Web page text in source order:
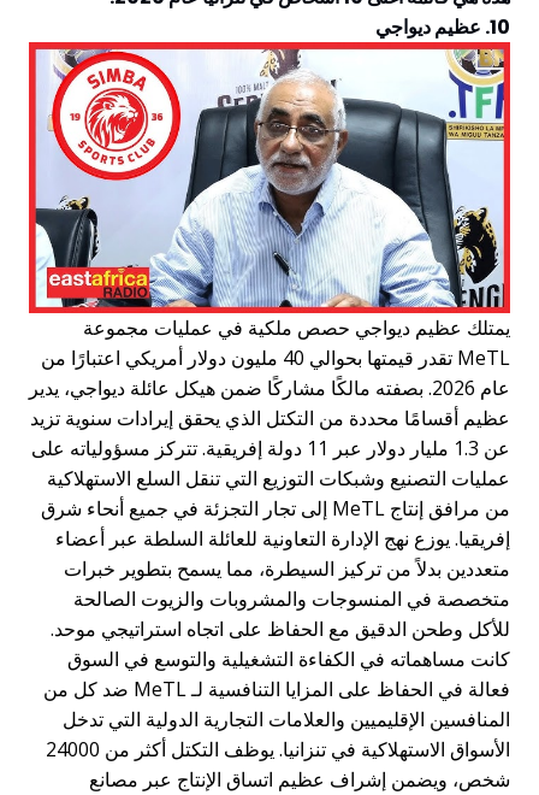
يمتلك عظيم ديواجي حصص ملكية في عمليات مجموعة
MeTL تقدر قيمتها بحوالي 40 مليون دولار أمريكي اعتبارًا من
عام 2026. بصفته مالكًا مشاركًا ضمن هيكل عائلة ديواجي، يدير
عظيم أقسامًا محددة من التكتل الذي يحقق إيرادات سنوية تزيد
عن 1.3 مليار دولار عبر 11 دولة إفريقية. تتركز مسؤولياته على
عمليات التصنيع وشبكات التوزيع التي تنقل السلع الاستهلاكية
من مرافق إنتاج MeTL إلى تجار التجزئة في جميع أنحاء شرق
إفريقيا. يوزع نهج الإدارة التعاونية للعائلة السلطة عبر أعضاء
متعددين بدلاً من تركيز السيطرة، مما يسمح بتطوير خبرات
متخصصة في المنسوجات والمشروبات والزيوت الصالحة
للأكل وطحن الدقيق مع الحفاظ على اتجاه استراتيجي موحد.
كانت مساهماته في الكفاءة التشغيلية والتوسع في السوق
فعالة في الحفاظ على المزايا التنافسية لـ MeTL ضد كل من
المنافسين الإقليميين والعلامات التجارية الدولية التي تدخل
الأسواق الاستهلاكية في تنزانيا. يوظف التكتل أكثر من 24000
شخص، ويضمن إشراف عظيم اتساق الإنتاج عبر مصانع